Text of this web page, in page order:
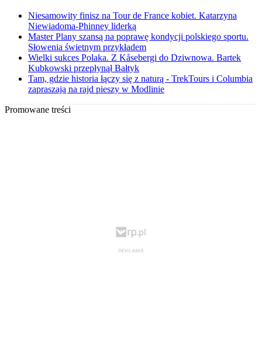
Niesamowity finisz na Tour de France kobiet. Katarzyna
Niewiadoma-Phinney liderką
Master Plany szansą na poprawę kondycji polskiego sportu.
Słowenia świetnym przykładem
Wielki sukces Polaka. Z Kåsebergi do Dziwnowa. Bartek
Kubkowski przepłynął Bałtyk
Tam, gdzie historia łączy się z naturą - TrekTours i Columbia
zapraszają na rajd pieszy w Modlinie
Promowane treści